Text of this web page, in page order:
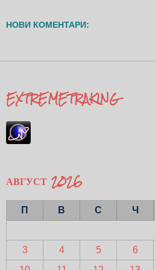
НОВИ КОМЕНТАРИ:
EXTREMETRAKING
АВГУСТ 2026
П В С Ч
3
4 5 6